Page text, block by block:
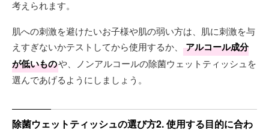
考えられます。
肌への刺激を避けたいお子様や肌の弱い方は、肌に刺激を与
えすぎないかテストしてから使用するか、
アルコール成分
が低いものや、ノンアルコールの除菌ウェットティッシュを
選んであげるようにしましょう。
除菌ウェットティッシュの選び方2. 使用する目的に合わ